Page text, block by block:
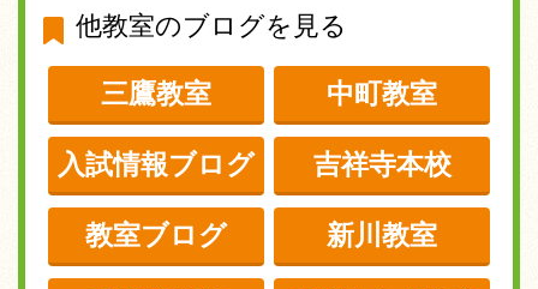
他教室のブログを見る
三鷹教室 中町教室
入試情報ブログ 吉祥寺本校
教室ブログ 新川教室